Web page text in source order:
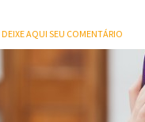
DEIXE AQUI SEU COMENTÁRIO